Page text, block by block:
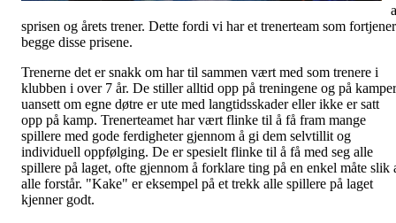
sprisen og årets trener. Dette fordi vi har et trenerteam som fortjener
begge disse prisene.
Trenerne det er snakk om har til sammen vært med som trenere i
klubben i over 7 år. De stiller alltid opp på treningene og på
uansett om egne døtre er ute med langtidsskader eller ikke er satt
opp på kamp. Trenerteamet har vært flinke til å få fram mange
spillere med gode ferdigheter gjennom å gi dem selvtillit og
individuell oppfølging. De er spesielt flinke til å få med seg alle
spillere på laget, ofte gjennom å forklare ting på en enkel måte slik
alle forstår. "Kake" er eksempel på et trekk alle spillere på laget
kjenner godt.